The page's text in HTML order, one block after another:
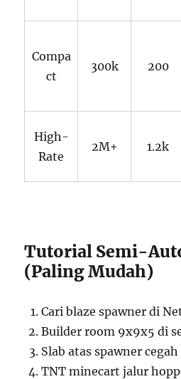
Compa
ct
300k 200
High-
Rate
2M+ 1.2k
Tutorial Semi-
(Paling Mudah)
Cari blaze spawner di
Builder room 9x9x5 di
Slab atas spawner
TNT minecart jalur